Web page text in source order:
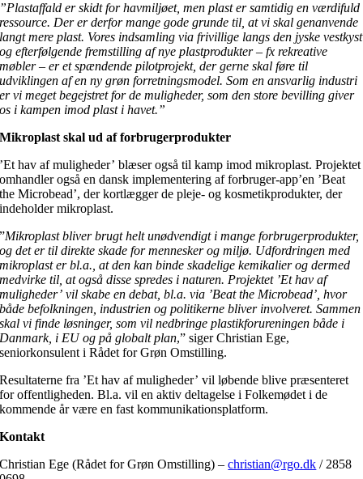
”Plastaffald er skidt for havmiljøet, men plast er samtidig en værdifuld
ressource. Der er derfor mange gode grunde til, at vi skal genanvende
langt mere plast. Vores indsamling via frivillige langs den jyske vestkyst
og efterfølgende fremstilling af nye plastprodukter – fx rekreative
møbler – er et spændende pilotprojekt, der gerne skal føre til
udviklingen af en ny grøn forretningsmodel. Som en ansvarlig industri
er vi meget begejstret for de muligheder, som den store bevilling giver
os i kampen imod plast i havet.”
Mikroplast skal ud af forbrugerprodukter
’Et hav af muligheder’ blæser også til kamp imod mikroplast. Projektet
omhandler også en dansk implementering af forbruger-app’en ’Beat
the Microbead’, der kortlægger de pleje- og kosmetikprodukter, der
indeholder mikroplast.
”Mikroplast bliver brugt helt unødvendigt i mange forbrugerprodukter,
og det er til direkte skade for mennesker og miljø. Udfordringen med
mikroplast er bl.a., at den kan binde skadelige kemikalier og dermed
medvirke til, at også disse spredes i naturen. Projektet ’Et hav af
muligheder’ vil skabe en debat, bl.a. via ’Beat the Microbead’, hvor
både befolkningen, industrien og politikerne bliver involveret. Sammen
skal vi finde løsninger, som vil nedbringe plastikforureningen både i
Danmark, i EU og på globalt plan,” siger Christian Ege,
seniorkonsulent i Rådet for Grøn Omstilling.
Resultaterne fra ’Et hav af muligheder’ vil løbende blive præsenteret
for offentligheden. Bl.a. vil en aktiv deltagelse i Folkemødet i de
kommende år være en fast kommunikationsplatform.
Kontakt
Christian Ege (Rådet for Grøn Omstilling) –christian@rgo.dk / 2858